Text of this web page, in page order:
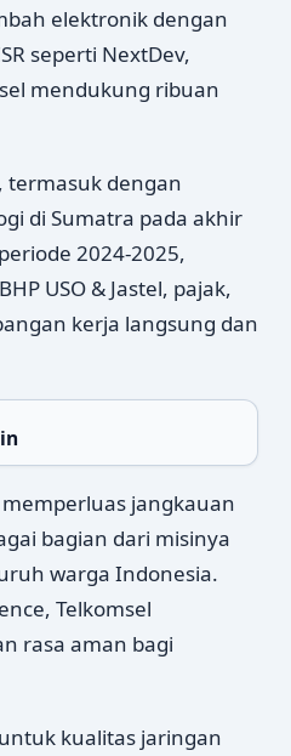
elektronik dengan
seperti NextDev,
mendukung ribuan
termasuk dengan
di Sumatra pada akhir
2024-2025,
USO & Jastel, pajak,
kerja langsung dan
jangkauan
bagian dari misinya
warga Indonesia.
Telkomsel
rasa aman bagi
kualitas jaringan